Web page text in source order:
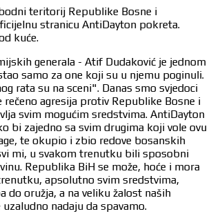
teritorij Republike Bosne i
stranicu AntiDayton pokreta.
kuće.
generala - Atif Dudaković je jednom
samo za one koji su u njemu poginuli.
rata su na sceni". Danas smo svjedoci
rečeno agresija protiv Republike Bosne i
svim mogućim sredstvima. AntiDayton
bi zajedno sa svim drugima koji vole ovu
te okupio i zbio redove bosanskih
mi, u svakom trenutku bili sposobni
Republika BiH se može, hoće i mora
apsolutno svim sredstvima,
do oružja, a na veliku žalost naših
nadaju da spavamo.